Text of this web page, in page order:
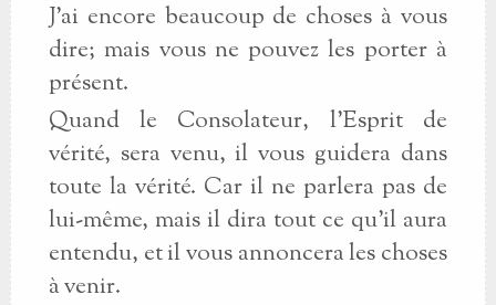
J'ai encore beaucoup de choses à vous
dire; mais vous ne pouvez les porter à
présent.
Quand le Consolateur, l'Esprit de
vérité, sera venu, il vous guidera dans
toute la vérité. Car il ne parlera pas de
lui-même, mais il dira tout ce qu'il aura
entendu, et il vous annoncera les choses
à venir.